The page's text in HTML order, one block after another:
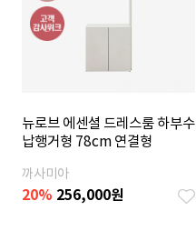
뉴로브 에센셜 드레스룸 하부수
납행거형 78cm 연결형
까사미아
20% 256,000원